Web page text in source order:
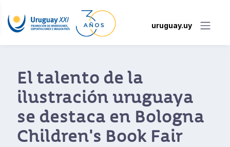
uruguay.uy
El talento de la
ilustración uruguaya
se destaca en Bologna
Children's Book Fair